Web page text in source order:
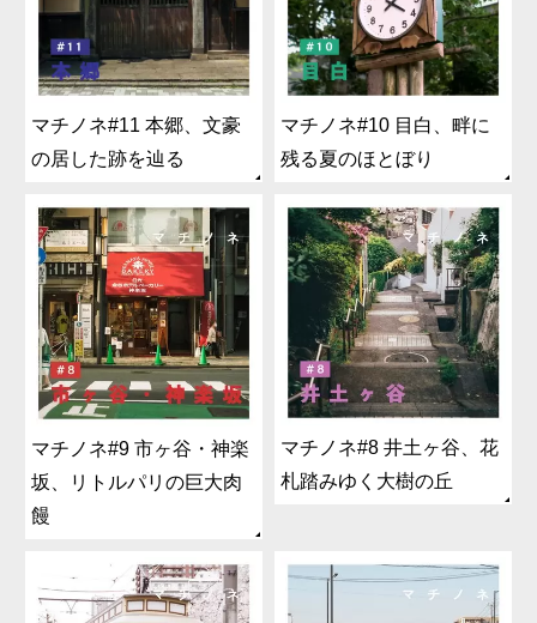
マチノネ#11 本郷、文豪
の居した跡を辿る
マチノネ#10 目白、畔に
残る夏のほとぼり
マチノネ#9 市ヶ谷・神楽
坂、リトルパリの巨大肉
饅
マチノネ#8 井土ヶ谷、花
札踏みゆく大樹の丘